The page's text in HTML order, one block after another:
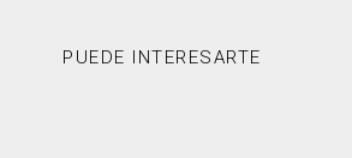
PUEDE INTERESARTE